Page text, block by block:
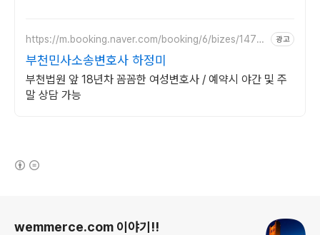
https://m.booking.naver.com/booking/6/bizes/1475
광고
부천민사소송변호사 하정미
부천법원 앞 18년차 꼼꼼한 여성변호사 / 예약시 야간 및 주
말 상담 가능
wemmerce.com 이야기!!